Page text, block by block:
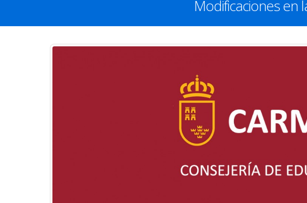
Modificaciones en